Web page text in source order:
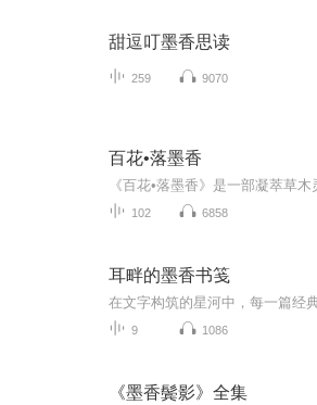
甜逗叮墨香思读
259 9070
百花•落墨香
102 6858
耳畔的墨香书笺
9 1086
《墨香鬓影》全集